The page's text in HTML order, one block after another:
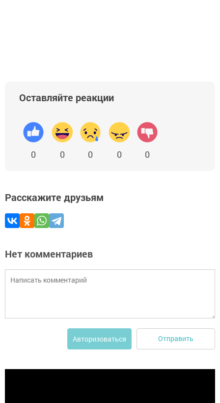
Оставляйте реакции
0 0 0 0 0
Расскажите друзьям
Нет комментариев
Авторизоваться Отправить